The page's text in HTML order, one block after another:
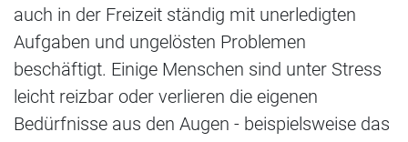
auch in der Freizeit ständig mit unerledigten
Aufgaben und ungelösten Problemen
beschäftigt. Einige Menschen sind unter Stress
leicht reizbar oder verlieren die eigenen
Bedürfnisse aus den Augen - beispielsweise das